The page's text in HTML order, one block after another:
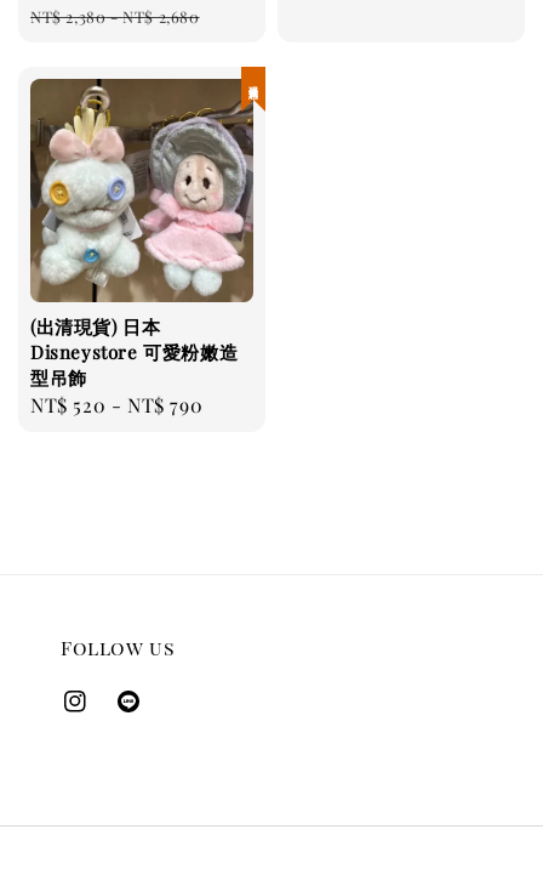
price
price
NT$ 2,380-NT$ 2,680
(出清現貨) 日本
Disneystore 可愛粉嫩造
型吊飾
Regular
NT$ 520 -NT$ 790
Follow us